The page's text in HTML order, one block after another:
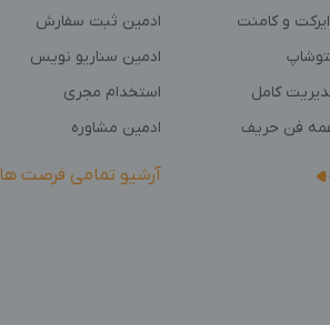
و کامنت
کامل
فن حریف
ادمین ثبت سفارش
ادمین سناریو نویس
استخدام مجری
ادمین مشاوره
آرشیو تمامی فرصت ها